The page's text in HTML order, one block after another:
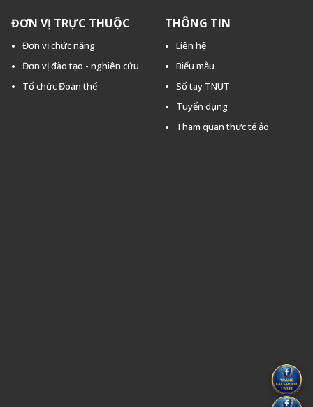
ĐƠN VỊ TRỰC THUỘC
Đơn vị chức năng
Đơn vị đào tạo - nghiên cứu
Tổ chức Đoàn thể
THÔNG TIN
Liên hệ
Biểu mẫu
Sổ tay TNUT
Tuyển dụng
Tham quan thực tế ảo